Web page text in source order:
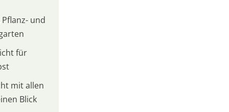
und
für
mit allen
Blick